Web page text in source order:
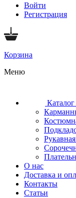
Войти
Регистрация
Корзина
Меню
Каталог
О нас
Доставка и
Контакты
Статьи